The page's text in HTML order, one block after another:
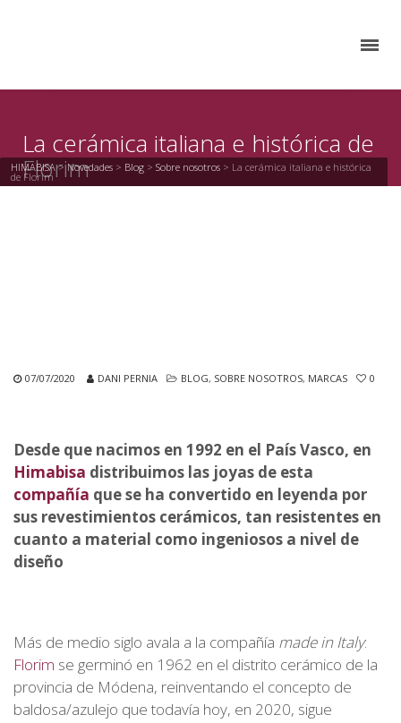
La cerámica italiana e histórica de
Florim
HIMABISA>Novedades > Blog > Sobre nosotros > La cerámica italiana e histórica
de Florim
07/07/2020 DANI PERNIA BLOG, SOBRE NOSOTROS, MARCAS 0
Desde que nacimos en 1992 en el País Vasco, en
Himabisa distribuimos las joyas de esta
compañía que se ha convertido en leyenda por
sus revestimientos cerámicos, tan resistentes en
cuanto a material como ingeniosos a nivel de
diseño
Más de medio siglo avala a la compañía made in Italy:
Florim se germinó en 1962 en el distrito cerámico de la
provincia de Módena, reinventando el concepto de
baldosa/azulejo que todavía hoy, en 2020, sigue